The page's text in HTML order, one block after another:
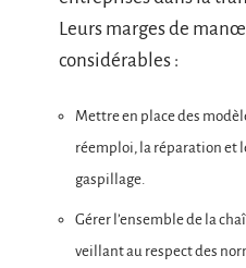
Leurs marges de
considérables :
Mettre en place des
réemploi, la réparation et
gaspillage.
Gérer l’ensemble de la
veillant au respect des